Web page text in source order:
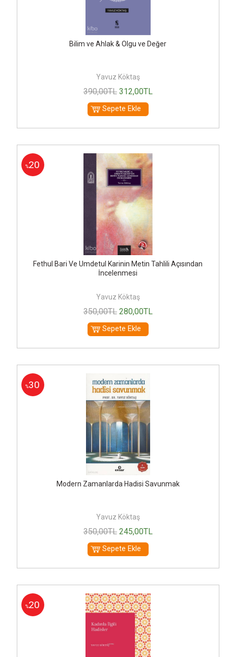
Bilim ve Ahlak & Olgu ve Değer
Yavuz Köktaş
390,00TL 312,00TL
Sepete Ekle
%20
Fethul Bari Ve Umdetul Karinin Metin Tahlili Açısından
İncelenmesi
Yavuz Köktaş
350,00TL 280,00TL
Sepete Ekle
%30
Modern Zamanlarda Hadisi Savunmak
Yavuz Köktaş
350,00TL 245,00TL
Sepete Ekle
%20